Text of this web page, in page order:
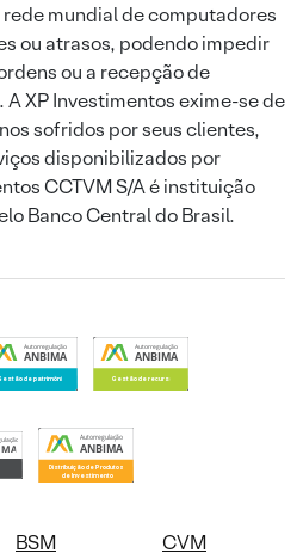
mundial de computadores
ou atrasos, podendo impedir
ou a recepção de
XP Investimentos exime-se de
sofridos por seus clientes,
disponibilizados por
CCTVM S/A é instituição
Banco Central do Brasil.
BSM CVM